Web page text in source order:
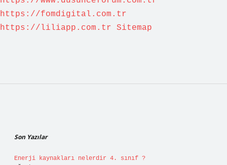
https://fomdigital.com.tr
https://liliapp.com.tr
Sitemap
Son Yazılar
Enerji kaynakları nelerdir 4. sınıf ?